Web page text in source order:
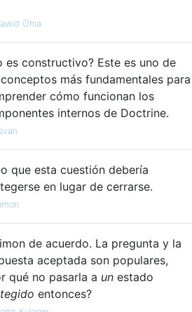
Ohia
es constructivo? Este es uno de
más fundamentales para
cómo funcionan los
internos de Doctrine.
que esta cuestión debería
en lugar de cerrarse.
de acuerdo. La pregunta y la
aceptada son populares,
qué no pasarla a un estado
entonces?